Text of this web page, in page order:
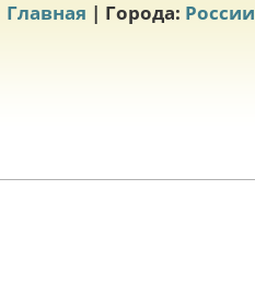
Главная | Города: России